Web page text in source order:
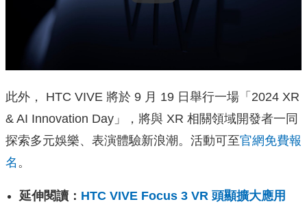
此外， HTC VIVE 將於 9 月 19 日舉行一場「2024 XR
& AI Innovation Day」，將與 XR 相關領域開發者一同
探索多元娛樂、表演體驗新浪潮。活動可至官網免費報
名 。
延伸閱讀： HTC VIVE Focus 3 VR 頭顯擴大應用